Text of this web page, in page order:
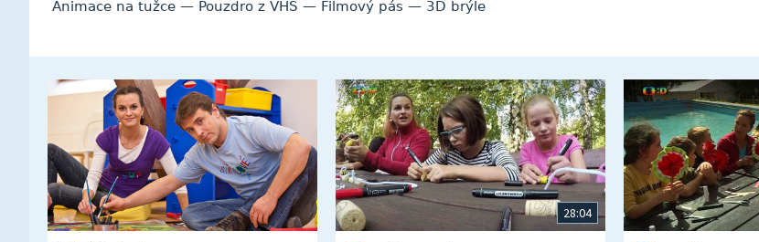
Animace na tužce — Pouzdro z VHS — Filmový pás — 3D brýle
28:04